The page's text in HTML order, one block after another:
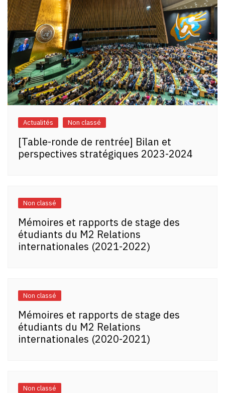
Actualités Non classé
[Table-ronde de rentrée] Bilan et
perspectives stratégiques 2023-2024
Non classé
Mémoires et rapports de stage des
étudiants du M2 Relations
internationales (2021-2022)
Non classé
Mémoires et rapports de stage des
étudiants du M2 Relations
internationales (2020-2021)
Non classé